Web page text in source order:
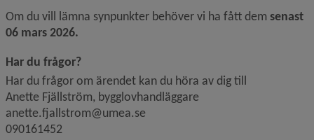
Om du vill lämna synpunkter behöver vi ha fått dem senast
06 mars 2026.
Har du frågor?
Har du frågor om ärendet kan du höra av dig till
Anette Fjällström, bygglovhandläggare
anette.fjallstrom@umea.se
090161452